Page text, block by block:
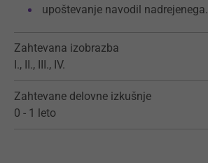
upoštevanje navodil nadrejenega.
Zahtevana izobrazba
I., II., III., IV.
Zahtevane delovne izkušnje
0 - 1 leto